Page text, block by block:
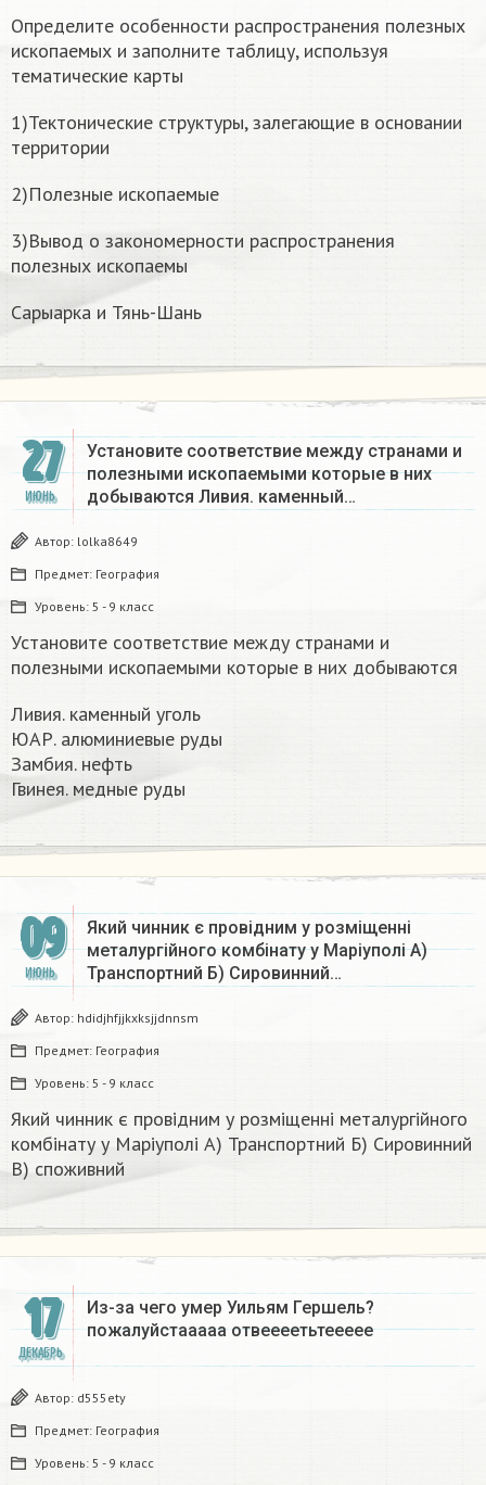
Определите особенности распространения полезных
ископаемых и заполните таблицу, используя
тематические карты
1)Тектонические структуры, залегающие в основании
территории
2)Полезные ископаемые
3)Вывод о закономерности распространения
полезных ископаемы
Сарыарка и Тянь-Шань
27
ИЮНЬ
Установите соответствие между странами и
полезными ископаемыми которые в них
добываются Ливия. каменный…
Автор: lolka8649
Предмет: География
Уровень: 5 - 9 класс
Установите соответствие между странами и
полезными ископаемыми которые в них добываются
Ливия. каменный уголь
ЮАР. алюминиевые руды
Замбия. нефть
Гвинея. медные руды
09
ИЮНЬ
Який чинник є провідним у розміщенні
металургійного комбінату у Маріуполі А)
Транспортний Б) Сировинний…
Автор: hdidjhfjjkxksjjdnnsm
Предмет: География
Уровень: 5 - 9 класс
Який чинник є провідним у розміщенні металургійного
комбінату у Маріуполі А) Транспортний Б) Сировинний
В) споживний
17
ДЕКАБРЬ
Из-за чего умер Уильям Гершель?
пожалуйстааааа отвеееетьтеееее
Автор: d555ety
Предмет: География
Уровень: 5 - 9 класс